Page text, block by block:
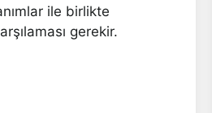
ile birlikte
gerekir.